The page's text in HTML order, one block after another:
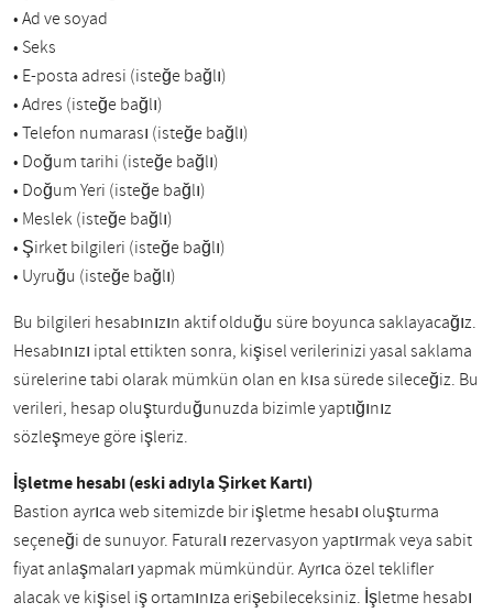
• Ad ve soyad
• Seks
• E-posta adresi (isteğe bağlı)
• Adres (isteğe bağlı)
• Telefon numarası (isteğe bağlı)
• Doğum tarihi (isteğe bağlı)
• Doğum Yeri (isteğe bağlı)
• Meslek (isteğe bağlı)
• Şirket bilgileri (isteğe bağlı)
• Uyruğu (isteğe bağlı)
Bu bilgileri hesabınızın aktif olduğu süre boyunca saklayacağız.
Hesabınızı iptal ettikten sonra, kişisel verilerinizi yasal saklama
sürelerine tabi olarak mümkün olan en kısa sürede sileceğiz. Bu
verileri, hesap oluşturduğunuzda bizimle yaptığınız
sözleşmeye göre işleriz.
İşletme hesabı (eski adıyla Şirket Kartı)
Bastion ayrıca web sitemizde bir işletme hesabı oluşturma
seçeneği de sunuyor. Faturalı rezervasyon yaptırmak veya sabit
fiyat anlaşmaları yapmak mümkündür. Ayrıca özel teklifler
alacak ve kişisel iş ortamınıza erişebileceksiniz. İşletme hesabı